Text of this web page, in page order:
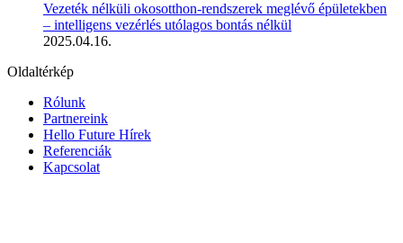
Vezeték nélküli okosotthon-rendszerek meglévő épületekben
– intelligens vezérlés utólagos bontás nélkül
2025.04.16.
Oldaltérkép
Rólunk
Partnereink
Hello Future Hírek
Referenciák
Kapcsolat